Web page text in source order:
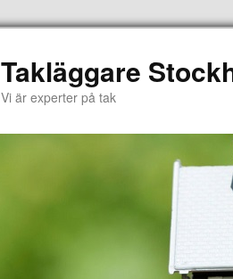
Takläggare
Vi är experter på tak